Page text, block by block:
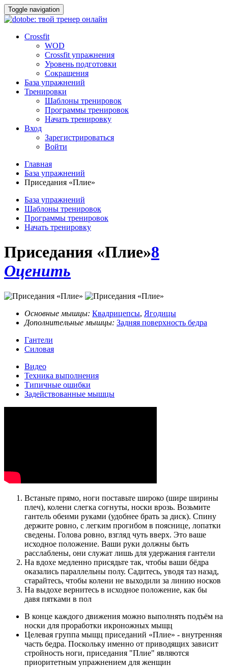
Toggle navigation
Crossfit
WOD
Crossfit упражнения
Уровень подготовки
Сокращения
База упражнений
Тренировки
Шаблоны тренировок
Программы тренировок
Начать тренировку
Вход
Зарегистрироваться
Войти
Главная
База упражнений
Приседания «Плие»
База упражнений
Шаблоны тренировок
Программы тренировок
Начать тренировку
Приседания «Плие»8
Оценить
Основные мышцы: Квадрицепсы, Ягодицы
Дополнительные мышцы: Задняя поверхность бедра
Гантели
Силовая
Видео
Техника выполнения
Типичные ошибки
Задействованные мышцы
Встаньте прямо, ноги поставьте широко (шире ширины
плеч), колени слегка согнуты, носки врозь. Возьмите
гантель обеими руками (удобнее брать за диск). Спину
держите ровно, с легким прогибом в пояснице, лопатки
сведены. Голова ровно, взгляд чуть вверх. Это ваше
исходное положение. Ваши руки должны быть
расслаблены, они служат лишь для удержания гантели
На вдохе медленно присядьте так, чтобы ваши бёдра
оказались параллельны полу. Садитесь, уводя таз назад,
старайтесь, чтобы колени не выходили за линию носков
На выдохе вернитесь в исходное положение, как бы
давя пятками в пол
В конце каждого движения можно выполнять подъём на
носки для проработки икроножных мыщц
Целевая группа мыщц приседаний «Плие» - внутренняя
часть бедра. Поскольку именно от приводящих зависит
стройность ноги, приседания "Плие" являются
приоритетным упражнением для женщин